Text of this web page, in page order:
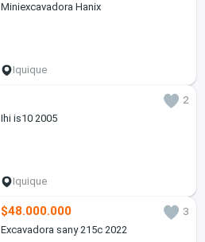
Miniexcavadora Hanix
Iquique
2
Ihi is10 2005
Iquique
$48.000.000
3
Excavadora sany 215c 2022